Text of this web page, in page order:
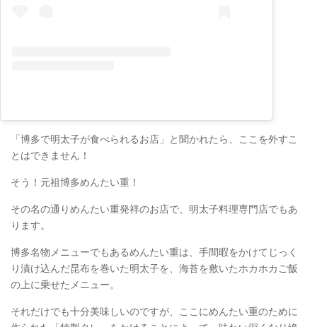
「博多で明太子が食べられるお店」と聞かれたら、ここを外すこ
とはできません！
そう！元祖博多めんたい重！
その名の通りめんたい重発祥のお店で、明太子料理専門店でもあ
ります。
博多名物メニューでもあるめんたい重は、手間暇をかけてじっく
り漬け込んだ昆布を巻いた明太子を、海苔を敷いたホカホカご飯
の上に乗せたメニュー。
それだけでも十分美味しいのですが、ここにめんたい重のために